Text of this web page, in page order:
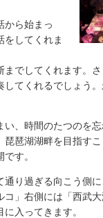
から始まっ
をしてくれま
でしてくれます。
てくれるでしょう
、時間のたつのを
琶湖湖畔を目指す
す。
り過ぎる向こう側
」右側には「西武
入ってきます。